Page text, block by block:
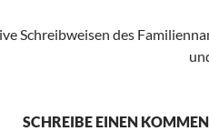
Schreibweisen des
SCHREIBE EINEN